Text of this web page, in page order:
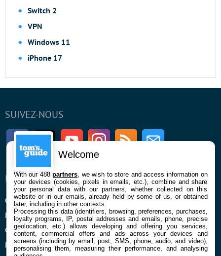
Switch 2
VPN
Windows 11
iPhone 17
SUIVEZ-NOUS
FacebookTwitter Youtube InstagramRSS Newsletter
ENTREPRISE
Qui sommes nous
Mentions légales et CGU
Confidentialité et Cookies
Préférences cookies
À PROPOS
La rédaction
Contact
Welcome
With our 488partners , we wish to store and access information on
your devices (cookies, pixels in emails, etc.), combine and share
your personal data with our partners, whether collected on this
website or in our emails, already held by some of us, or obtained
later, including in other contexts.
Processing this data (identifiers, browsing, preferences, purchases,
loyalty programs, IP, postal addresses and emails, phone, precise
geolocation, etc.) allows developing and offering you services,
content, commercial offers and ads across your devices and
screens (including by email, post, SMS, phone, audio, and video),
personalising them, measuring their performance, and analysing